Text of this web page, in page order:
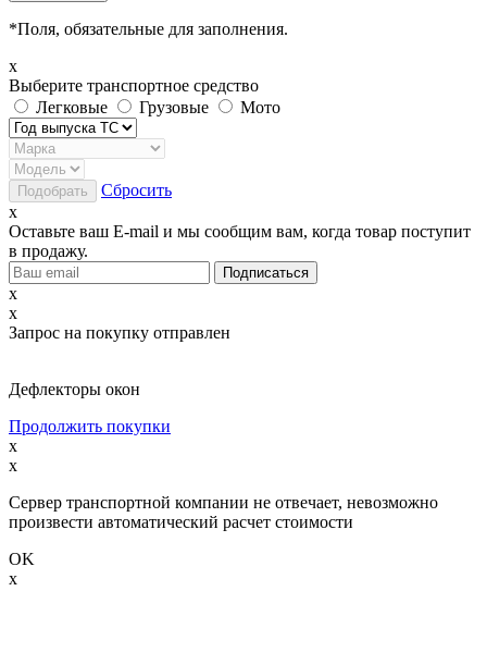
*Поля, обязательные для заполнения.
x
Выберите транспортное средство
Легковые
Грузовые Мото
Сбросить
x
Оставьте ваш E-mail и мы сообщим вам, когда товар поступит
в продажу.
x
x
Запрос на покупку отправлен
Дефлекторы окон
Продолжить покупки
x
x
Сервер транспортной компании не отвечает, невозможно
произвести автоматический расчет стоимости
OK
x